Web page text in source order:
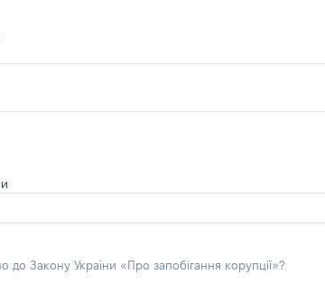
до Закону України «Про запобігання корупції»?